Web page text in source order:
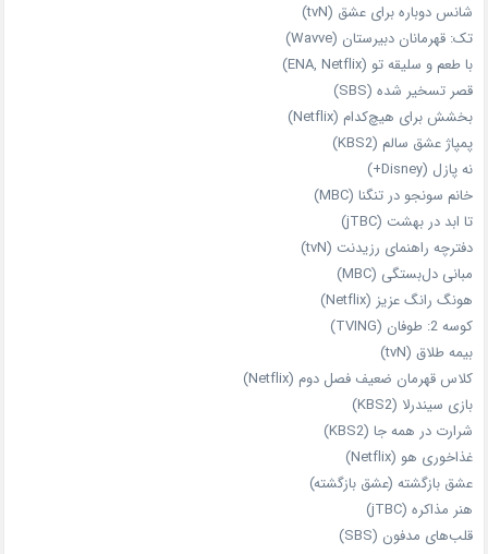
شانس دوباره برای عشق (tvN)
تک: قهرمانان دبیرستان (Wavve)
با طعم و سلیقه تو (ENA, Netflix)
قصر تسخیر شده (SBS)
بخشش برای هیچ‌کدام (Netflix)
پمپاژ عشق سالم (KBS2)
نه پازل (Disney+)
خانم سونجو در تنگنا (MBC)
تا ابد در بهشت (jTBC)
دفترچه راهنمای رزیدنت (tvN)
مبانی دل‌بستگی (MBC)
هونگ رانگ عزیز (Netflix)
کوسه 2: طوفان (TVING)
بیمه طلاق (tvN)
کلاس قهرمان ضعیف فصل دوم (Netflix)
بازی سیندرلا (KBS2)
شرارت در همه‌ جا (KBS2)
غذاخوری هو (Netflix)
عشق بازگشته (عشق بازگشته)
هنر مذاکره (jTBC)
قلب‌های مدفون (SBS)